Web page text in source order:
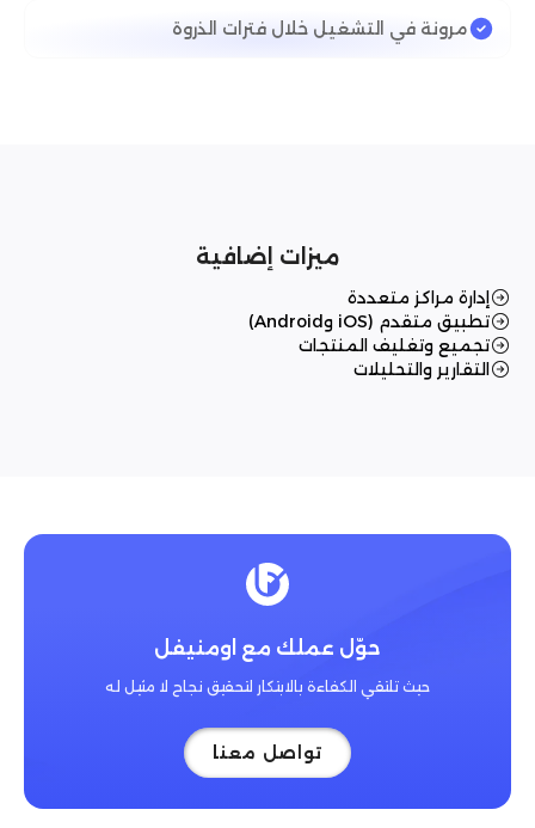
مرونة في التشغيل خلال فترات الذروة
ميزات إضافية
إدارة مراكز متعددة
تطبيق متقدم (iOS وAndroid)
تجميع وتغليف المنتجات
التقارير والتحليلات
حوّل عملك مع اومنيفل
حيث تلتقي الكفاءة بالابتكار لتحقيق نجاح لا مثيل له
تواصل معنا